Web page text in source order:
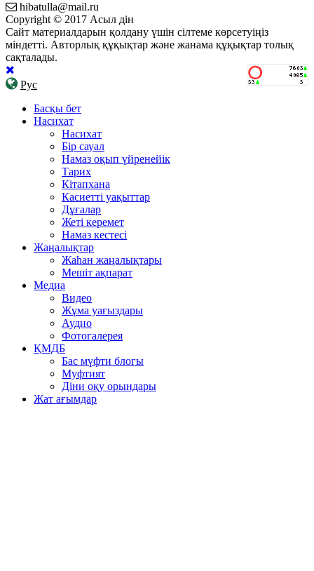
hibatulla@mail.ru
Copyright © 2017 Асыл дін
Сайт материалдарын қолдану үшін сілтеме көрсетуіңіз
міндетті. Авторлық құқықтар және жанама құқықтар толық
сақталады.
Рус
Басқы бет
Насихат
Насихат
Бір сауал
Намаз оқып үйренейік
Тарих
Кітапхана
Касиетті уақыттар
Дұғалар
Жеті керемет
Намаз кестесі
Жаңалықтар
Жаһан жаңалықтары
Мешіт ақпарат
Медиа
Видео
Жұма уағыздары
Аудио
Фотогалерея
ҚМДБ
Бас мүфти блогы
Муфтият
Діни оқу орындары
Жат ағымдар